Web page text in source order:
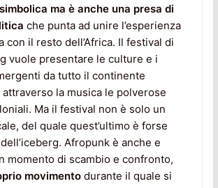
ma è anche una presa di
che punta ad unire l’esperienza
con il resto dell’Africa. Il festival di
vuole presentare le culture e i
da tutto il continente
la musica le polverose
Ma il festival non è solo un
del quale quest’ultimo è forse
Afropunk è anche e
momento di scambio e confronto,
movimentodurante il quale si